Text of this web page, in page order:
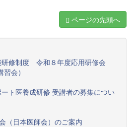
ページの先頭へ
研修制度 令和８年度応用研修会
会）
ト医養成研修 受講者の募集につい
（日本医師会）のご案内